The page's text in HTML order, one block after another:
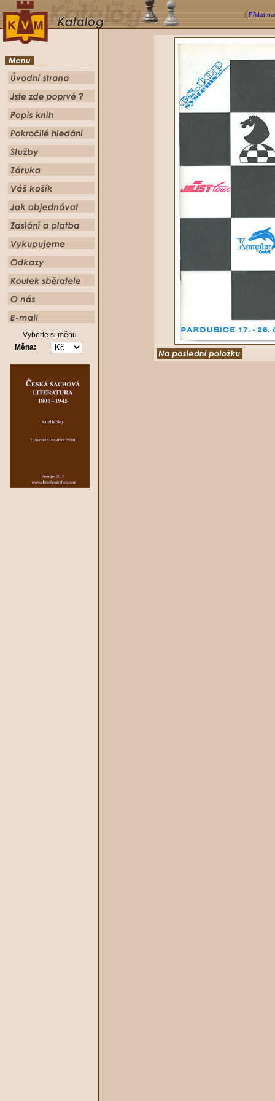
[ Přidat
Vyberte si měnu
Měna: